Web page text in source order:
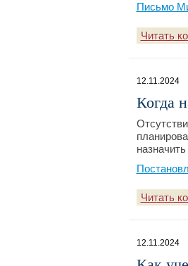
Письмо
Читать
12.11.2024
Когда
Читать
12.11.2024